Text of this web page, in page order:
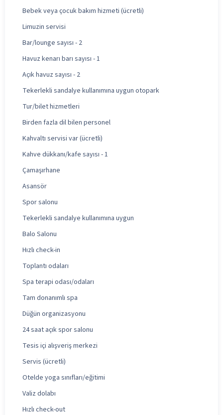
Bebek veya çocuk bakım hizmeti (ücretli)
Limuzin servisi
Bar/lounge sayısı - 2
Havuz kenarı barı sayısı - 1
Açık havuz sayısı - 2
Tekerlekli sandalye kullanımına uygun otopark
Tur/bilet hizmetleri
Birden fazla dil bilen personel
Kahvaltı servisi var (ücretli)
Kahve dükkanı/kafe sayısı - 1
Çamaşırhane
Asansör
Spor salonu
Tekerlekli sandalye kullanımına uygun
Balo Salonu
Hızlı check-in
Toplantı odaları
Spa terapi odası/odaları
Tam donanımlı spa
Düğün organizasyonu
24 saat açık spor salonu
Tesis içi alışveriş merkezi
Servis (ücretli)
Otelde yoga sınıfları/eğitimi
Valiz dolabı
Hızlı check-out